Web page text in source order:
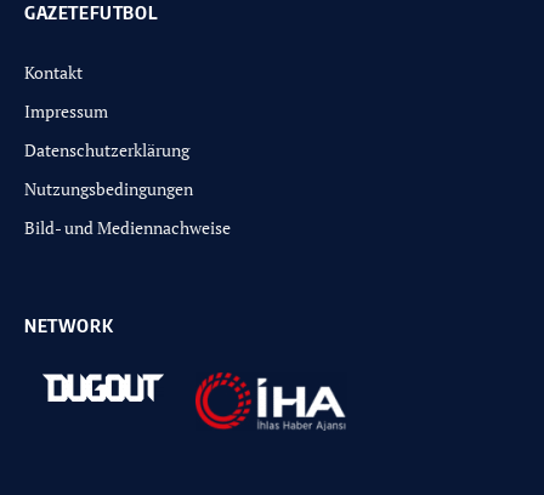
GAZETEFUTBOL
Kontakt
Impressum
Datenschutzerklärung
Nutzungsbedingungen
Bild- und Mediennachweise
NETWORK